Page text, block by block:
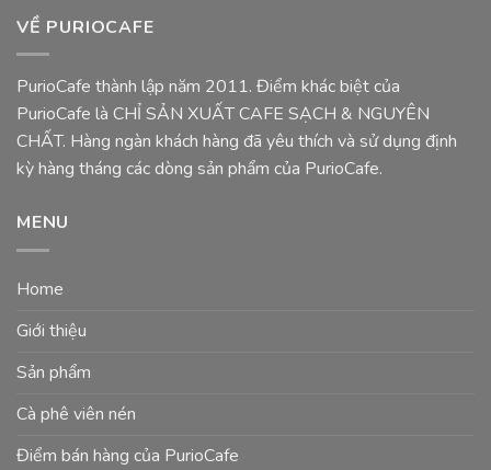
VỀ PURIOCAFE
PurioCafe thành lập năm 2011. Điểm khác biệt của
PurioCafe là CHỈ SẢN XUẤT CAFE SẠCH & NGUYÊN
CHẤT. Hàng ngàn khách hàng đã yêu thích và sử dụng định
kỳ hàng tháng các dòng sản phẩm của PurioCafe.
MENU
Home
Giới thiệu
Sản phẩm
Cà phê viên nén
Điểm bán hàng của PurioCafe